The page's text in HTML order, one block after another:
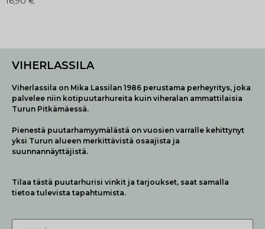
VIHERLASSILA
Viherlassila on Mika Lassilan 1986 perustama perheyritys, joka
palvelee niin kotipuutarhureita kuin viheralan ammattilaisia
Turun Pitkämäessä.
Pienestä puutarhamyymälästä on vuosien varralle kehittynyt
yksi Turun alueen merkittävistä osaajista ja
suunnannäyttäjistä.
Tilaa tästä puutarhurisi vinkit ja tarjoukset, saat samalla
tietoa tulevista tapahtumista.